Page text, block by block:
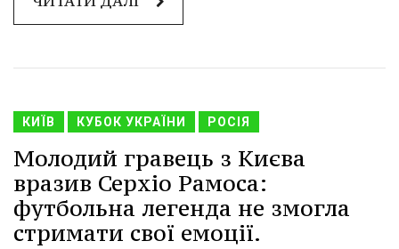
КИЇВ КУБОК УКРАЇНИ РОСІЯ
Молодий гравець з Києва
вразив Серхіо Рамоса:
футбольна легенда не змогла
стримати свої емоції.